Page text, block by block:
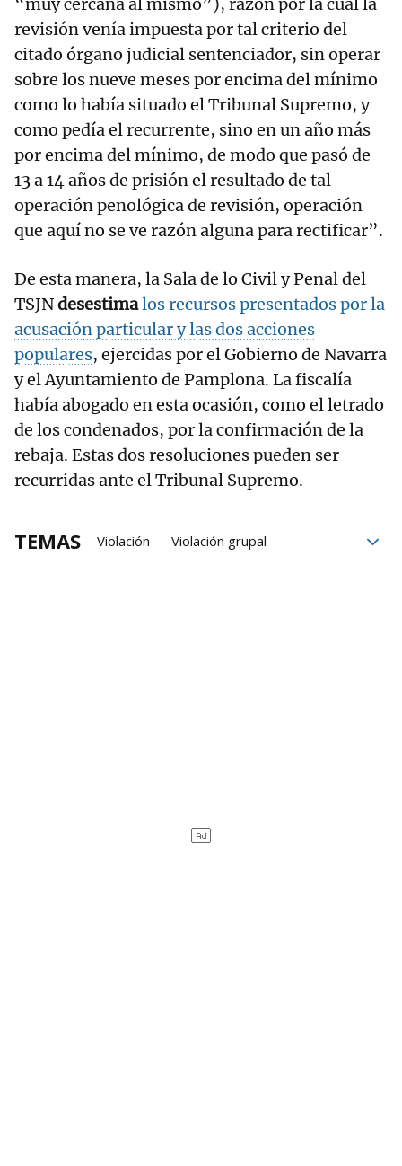
“muy cercana al mismo”), razón por la cual la
revisión venía impuesta por tal criterio del
citado órgano judicial sentenciador, sin operar
sobre los nueve meses por encima del mínimo
como lo había situado el Tribunal Supremo, y
como pedía el recurrente, sino en un año más
por encima del mínimo, de modo que pasó de
13 a 14 años de prisión el resultado de tal
operación penológica de revisión, operación
que aquí no se ve razón alguna para rectificar”.
De esta manera, la Sala de lo Civil y Penal del
TSJNdesestimalos recursos presentados por la
acusación particular y las dos acciones
populares, ejercidas por el Gobierno de Navarra
y el Ayuntamiento de Pamplona. La fiscalía
había abogado en esta ocasión, como el letrado
de los condenados, por la confirmación de la
rebaja. Estas dos resoluciones pueden ser
recurridas ante el Tribunal Supremo.
TEMAS Violación
Violación grupal